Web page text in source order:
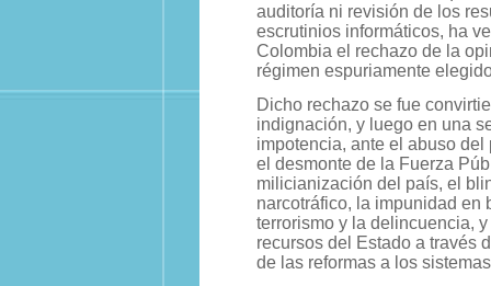
auditoría ni revisión de los
escrutinios informáticos, ha
Colombia el rechazo de la
régimen espuriamente
Dicho rechazo se fue
indignación, y luego en una
impotencia, ante el abuso del
el desmonte de la Fuerza
milicianización del país, el
narcotráfico, la impunidad en
terrorismo y la delincuencia,
recursos del Estado a través
de las reformas a los